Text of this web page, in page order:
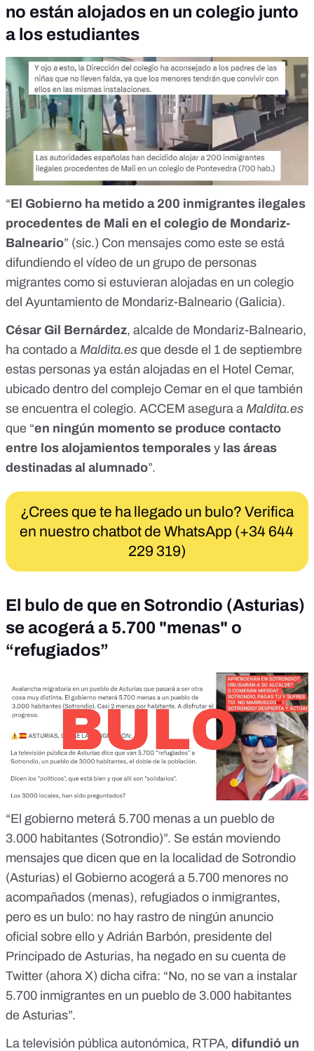
no están alojados en un colegio junto
a los estudiantes
“El Gobierno ha metido a 200 inmigrantes ilegales
procedentes de Mali en el colegio de Mondariz-
Balneario” (sic.) Con mensajes como este se está
difundiendo el vídeo de un grupo de personas
migrantes como si estuvieran alojadas en un colegio
del Ayuntamiento de Mondariz-Balneario (Galicia).
César Gil Bernárdez, alcalde de Mondariz-Balneario,
ha contado a Maldita.es que desde el 1 de septiembre
estas personas ya están alojadas en el Hotel Cemar,
ubicado dentro del complejo Cemar en el que también
se encuentra el colegio. ACCEM asegura a Maldita.es
que “en ningún momento se produce contacto
entre los alojamientos temporales y las áreas
destinadas al alumnado”.
¿Crees que te ha llegado un bulo? Verifica
en nuestro chatbot de WhatsApp (+34 644
229 319)
El bulo de que en Sotrondio (Asturias)
se acogerá a 5.700 "menas" o
“refugiados”
“El gobierno meterá 5.700 menas a un pueblo de
3.000 habitantes (Sotrondio)”. Se están moviendo
mensajes que dicen que en la localidad de Sotrondio
(Asturias) el Gobierno acogerá a 5.700 menores no
acompañados (menas), refugiados o inmigrantes,
pero es un bulo: no hay rastro de ningún anuncio
oficial sobre ello y Adrián Barbón, presidente del
Principado de Asturias, ha negado en su cuenta de
Twitter (ahora X) dicha cifra: “No, no se van a instalar
5.700 inmigrantes en un pueblo de 3.000 habitantes
de Asturias”.
La televisión pública autonómica, RTPA, difundió un